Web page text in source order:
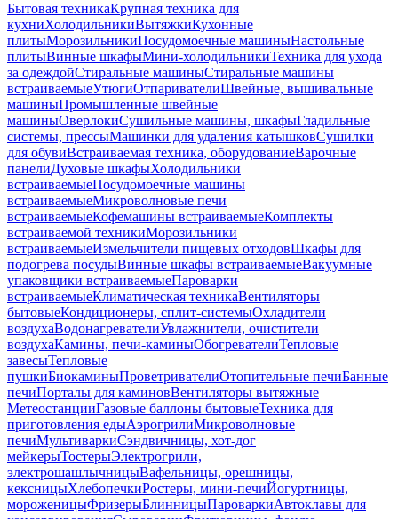
Бытовая техникаКрупная техника для
кухниХолодильникиВытяжкиКухонные
плитыМорозильникиПосудомоечные машиныНастольные
плитыВинные шкафыМини-холодильникиТехника для ухода
за одеждойСтиральные машиныСтиральные машины
встраиваемыеУтюгиОтпаривателиШвейные, вышивальные
машиныПромышленные швейные
машиныОверлокиСушильные машины, шкафыГладильные
системы, прессыМашинки для удаления катышковСушилки
для обувиВстраиваемая техника, оборудованиеВарочные
панелиДуховые шкафыХолодильники
встраиваемыеПосудомоечные машины
встраиваемыеМикроволновые печи
встраиваемыеКофемашины встраиваемыеКомплекты
встраиваемой техникиМорозильники
встраиваемыеИзмельчители пищевых отходовШкафы для
подогрева посудыВинные шкафы встраиваемыеВакуумные
упаковщики встраиваемыеПароварки
встраиваемыеКлиматическая техникаВентиляторы
бытовыеКондиционеры, сплит-системыОхладители
воздухаВодонагревателиУвлажнители, очистители
воздухаКамины, печи-каминыОбогревателиТепловые
завесыТепловые
пушкиБиокаминыПроветривателиОтопительные печиБанные
печиПорталы для каминовВентиляторы вытяжные
МетеостанцииГазовые баллоны бытовыеТехника для
приготовления едыАэрогрилиМикроволновые
печиМультиваркиСэндвичницы, хот-дог
мейкерыТостерыЭлектрогрили,
электрошашлычницыВафельницы, орешницы,
кексницыХлебопечкиРостеры, мини-печиЙогуртницы,
мороженицыФризерыБлинницыПароваркиАвтоклавы для